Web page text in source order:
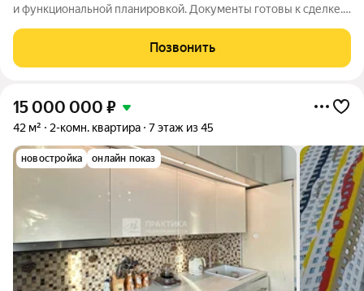
и функциональной планировкой. Документы готовы к сделке.
Позвонить
15 000 000 ₽
42 м² 2-комн. квартира 7 этаж из 45
новостройка онлайн показ